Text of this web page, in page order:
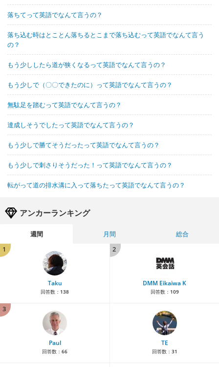
落ちてって英語でなんて言うの？
落ち込む時はとことん落ちるとこまで落ち込むって英語でなんて言う
の？
もう少ししたら道が狭くなるって英語でなんて言うの？
もう少しで（〇〇できたのに）って英語でなんて言うの？
無駄足を踏むって英語でなんて言うの？
達成しそうでしたって英語でなんて言うの？
もう少しで勝てそうだったって英語でなんて言うの？
もう少しで刺さりそうだった！って英語でなんて言うの？
転がって道の排水溝に入って落ちたって英語でなんて言うの？
アンカーランキング
週間 月間
総合
1
Taku
回答数： 138
2
DMM Eikaiwa K
回答数： 109
3
Paul
回答数： 66
TE
回答数： 31